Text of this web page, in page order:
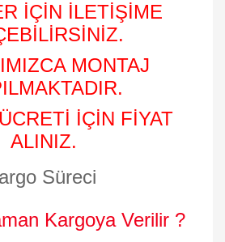
İÇİN İLETİŞİME
MONTAJ
İÇİN FİYAT
ALINIZ.
Süreci
Kargoya Verilir ?